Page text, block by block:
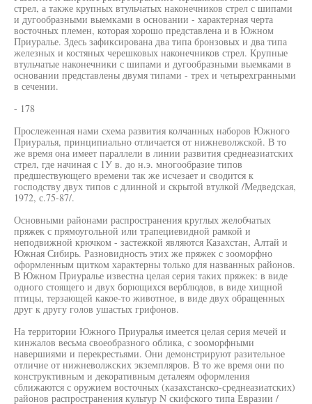
стрел, а также крупных втульчатых наконечников стрел с шипами
и дугообразными выемками в основании - характерная черта
восточных племен, которая хорошо представлена и в Южном
Приуралье. Здесь зафиксирована два типа бронзовых и два типа
железных и костяных черешковых наконечников стрел. Крупные
втульчатые наконечники с шипами и дугообразными выемками в
основании представлены двумя типами - трех и четырехгранными
в сечении.
- 178
Прослеженная нами схема развития колчанных наборов Южного
Приуралья, принципиально отличается от нижневолжской. В то
же время она имеет параллели в линии развития среднеазиатских
стрел, где начиная с 1У в. до н.э. многообразие типов
предшествующего времени так же исчезает и сводится к
господству двух типов с длинной и скрытой втулкой /Медведская,
1972, с.75-87/.
Основными районами распространения круглых желобчатых
пряжек с прямоугольной или трапециевидной рамкой и
неподвижной крючком - застежкой являются Казахстан, Алтай и
Южная Сибирь. Разновидность этих же пряжек с зооморфно
оформленным щитком характерны только для названных районов.
В Южном Приуралье известна целая серия таких пряжек: в виде
одного стоящего и двух борющихся верблюдов, в виде хищной
птицы, терзающей какое-то животное, в виде двух обращенных
друг к другу голов ушастых грифонов.
На территории Южного Приуралья имеется целая серия мечей и
кинжалов весьма своеобразного облика, с зооморфными
навершиями и перекрестьями. Они демонстрируют разительное
отличие от нижневолжских экземпляров. В то же время они по
конструктивным и декоративным деталеям оформления
сближаются с оружием восточных (казахстанско-среднеазиатских)
районов распространения культур N скифского типа Евразии /